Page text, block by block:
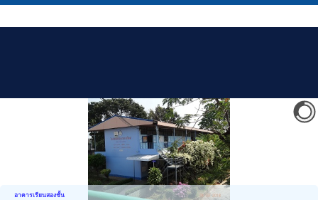
อาคารเรียนสองชั้น